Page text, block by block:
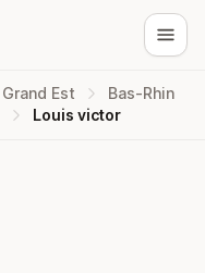
Grand Est
Bas-Rhin
Louis victor